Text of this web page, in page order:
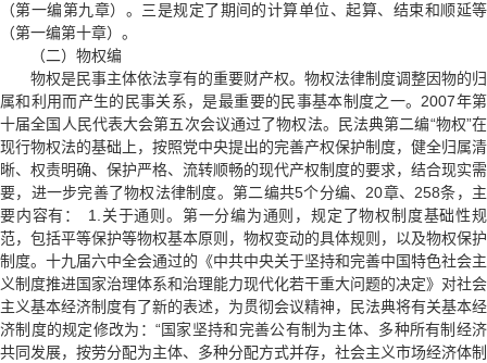
（第一编第九章）。三是规定了期间的计算单位、起算、结束和顺延等
（第一编第十章）。
（二）物权编
物权是民事主体依法享有的重要财产权。物权法律制度调整因物的归
属和利用而产生的民事关系，是最重要的民事基本制度之一。2007年第
十届全国人民代表大会第五次会议通过了物权法。民法典第二编“物权”在
现行物权法的基础上，按照党中央提出的完善产权保护制度，健全归属清
晰、权责明确、保护严格、流转顺畅的现代产权制度的要求，结合现实需
要，进一步完善了物权法律制度。第二编共5个分编、20章、258条，主
要内容有： 1.关于通则。第一分编为通则，规定了物权制度基础性规
范，包括平等保护等物权基本原则，物权变动的具体规则，以及物权保护
制度。十九届六中全会通过的 《中共中央关于坚持和完善中国特色社会主
义制度推进国家治理体系和治理能力现代化若干重大问题的决定》 对社会
主义基本经济制度有了新的表述，为贯彻会议精神，民法典将有关基本经
济制度的规定修改为：“国家坚持和完善公有制为主体、多种所有制经济
共同发展，按劳分配为主体、多种分配方式并存，社会主义市场经济体制